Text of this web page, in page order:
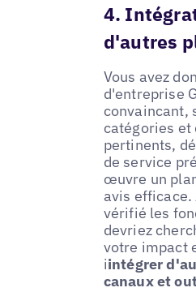
4.
d'autres
Vous avez
d'entreprise
convaincant,
catégories et
pertinents,
de service
œuvre un
avis
vérifié les
devriez
votre impact
iintégrer
canaux et